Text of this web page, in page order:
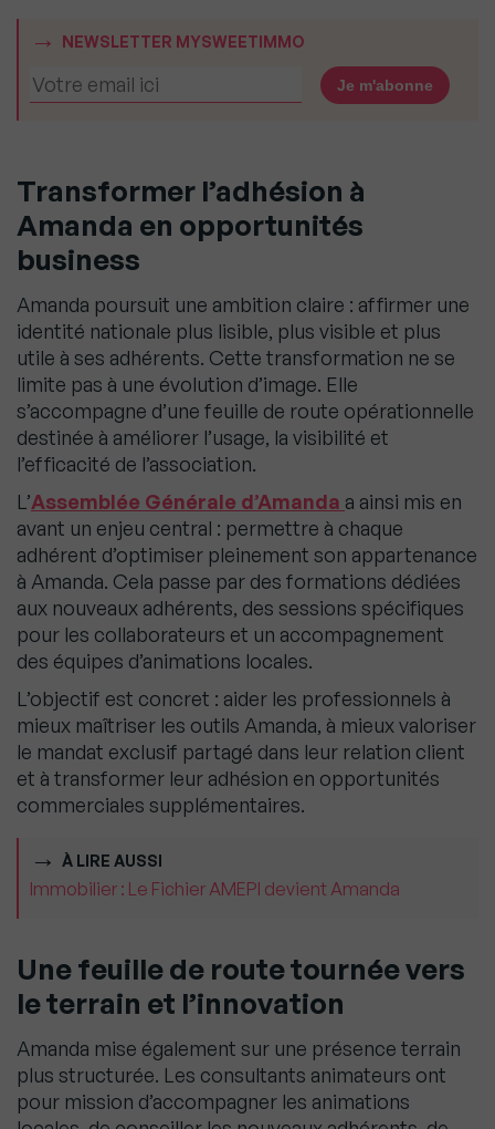
NEWSLETTER MYSWEETIMMO
Transformer l’adhésion à
Amanda en opportunités
business
Amanda poursuit une ambition claire : affirmer une
identité nationale plus lisible, plus visible et plus
utile à ses adhérents. Cette transformation ne se
limite pas à une évolution d’image. Elle
s’accompagne d’une feuille de route opérationnelle
destinée à améliorer l’usage, la visibilité et
l’efficacité de l’association.
L’Assemblée Générale d’Amanda a ainsi mis en
avant un enjeu central : permettre à chaque
adhérent d’optimiser pleinement son appartenance
à Amanda. Cela passe par des formations dédiées
aux nouveaux adhérents, des sessions spécifiques
pour les collaborateurs et un accompagnement
des équipes d’animations locales.
L’objectif est concret : aider les professionnels à
mieux maîtriser les outils Amanda, à mieux valoriser
le mandat exclusif partagé dans leur relation client
et à transformer leur adhésion en opportunités
commerciales supplémentaires.
À LIRE AUSSI
Immobilier : Le Fichier AMEPI devient Amanda
Une feuille de route tournée vers
le terrain et l’innovation
Amanda mise également sur une présence terrain
plus structurée. Les consultants animateurs ont
pour mission d’accompagner les animations